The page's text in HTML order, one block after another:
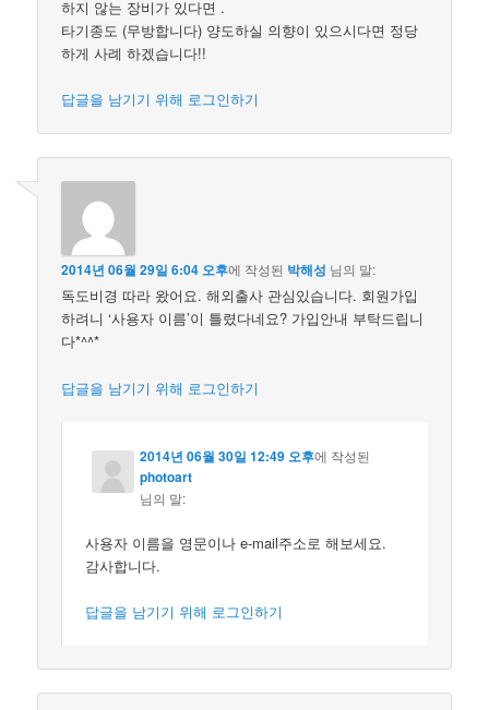
하지 않는 장비가 있다면 .
타기종도 (무방합니다) 양도하실 의향이 있으시다면 정당
하게 사례 하겠습니다!!
답글을 남기기 위해 로그인하기
2014년 06월 29일 6:04 오후에 작성된 박해성 님의 말:
독도비경 따라 왔어요. 해외출사 관심있습니다. 회원가입
하려니 ‘사용자 이름’이 틀렸다네요? 가입안내 부탁드립니
다*^^*
답글을 남기기 위해 로그인하기
2014년 06월 30일 12:49 오후에 작성된
photoart
님의 말:
사용자 이름을 영문이나 e-mail주소로 해보세요.
감사합니다.
답글을 남기기 위해 로그인하기